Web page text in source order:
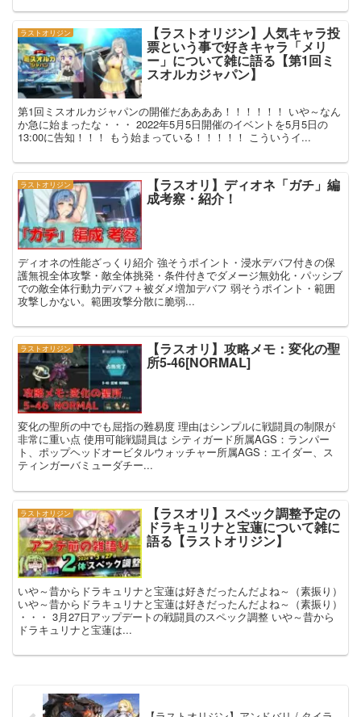
ラストオリジン 【ラストオリジン】人気キャラ投
票という事で好きキャラ「メリ
ー」について雑に語る【第1回ミ
スオルカジャパン】
第1回ミスオルカジャパンの開催だああああ！！！！！！ いや～なん
か急に始まったな・・・ 2022年5月5日開催のイベントを5月5日の
13:00に告知！！！ もう始まっている！！！！！ こういうイ...
ラストオリジン 【ラスオリ】ディオネ「ガチ」編
成考察・紹介！
ディオネの性能ざっくり紹介 強そうポイント・浸水デバフ付きの保
護無視全体攻撃・敵全体挑発・条件付きでダメージ無効化・パッシブ
での敵全体行動力デバフ＋被ダメ増加デバフ 弱そうポイント・範囲
攻撃しかない。範囲攻撃分散に脆弱...
ラストオリジン 【ラスオリ】攻略メモ：変化の聖
所5-46[NORMAL]
変化の聖所の中でも屈指の難易度 理由はシンプルに戦闘員の制限が
非常に重い点 使用可能戦闘員は シティガード所属AGS：ランパー
ト、ポップヘッドオービタルウォッチャー所属AGS：エイダー、ス
ティンガーバミューダチー...
ラストオリジン 【ラスオリ】スペック調整予定の
ドラキュリナと宝蓮について雑に
語る【ラストオリジン】
いや～昔からドラキュリナと宝蓮は好きだったんだよね～（素振り）
いや～昔からドラキュリナと宝蓮は好きだったんだよね～（素振り）
・・・ 3月27日アップデートの戦闘員のスペック調整 いや～昔から
ドラキュリナと宝蓮は...